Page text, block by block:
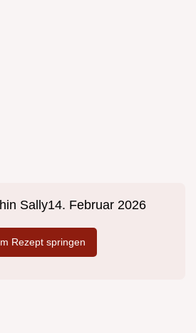
Sally14. Februar 2026
Rezept springen